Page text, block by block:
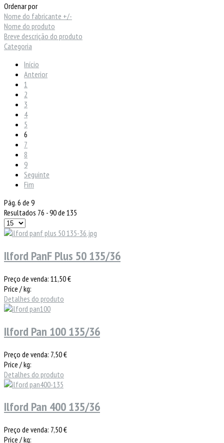
Ordenar por
Nome do fabricante +/-
Nome do produto
Breve descrição do produto
Categoria
Início
Anterior
1
2
3
4
5
6
7
8
9
Seguinte
Fim
Pág. 6 de 9
Resultados 76 - 90 de 135
Ilford PanF Plus 50 135/36
Preço de venda: 11,50 €
Price / kg:
Detalhes do produto
Ilford Pan 100 135/36
Preço de venda: 7,50 €
Price / kg:
Detalhes do produto
Ilford Pan 400 135/36
Preço de venda: 7,50 €
Price / kg: